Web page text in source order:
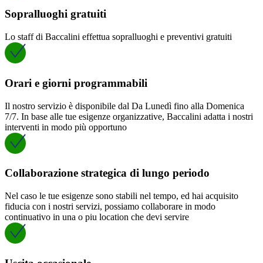
Sopralluoghi gratuiti
Lo staff di Baccalini effettua sopralluoghi e preventivi gratuiti
Orari e giorni programmabili
Il nostro servizio è disponibile dal Da Lunedì fino alla Domenica
7/7. In base alle tue esigenze organizzative, Baccalini adatta i nostri
interventi in modo più opportuno
Collaborazione strategica di lungo periodo
Nel caso le tue esigenze sono stabili nel tempo, ed hai acquisito
fiducia con i nostri servizi, possiamo collaborare in modo
continuativo in una o piu location che devi servire